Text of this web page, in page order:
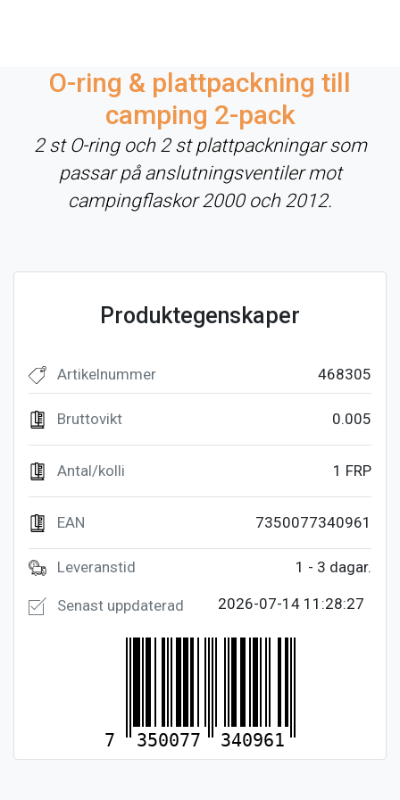
O-ring & plattpackning till
camping 2-pack
2 st O-ring och 2 st plattpackningar som
passar på anslutningsventiler mot
campingflaskor 2000 och 2012.
Produktegenskaper
468305
Artikelnummer
0.005
Bruttovikt
1 FRP
Antal/kolli
7350077340961
EAN
1 - 3 dagar.
Leveranstid
2026-07-14 11:28:27
Senast uppdaterad
7 350077 340961